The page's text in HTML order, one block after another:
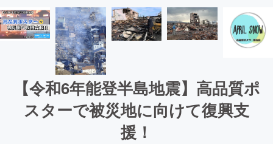
【令和6年能登半島地震】高品質ポ
スターで被災地に向けて復興支
援！